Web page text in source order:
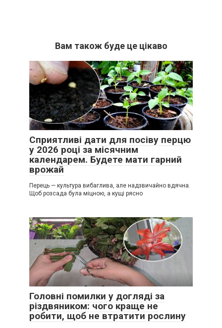
Вам також буде це цікаво
Сприятливі дати для посіву перцю
у 2026 році за місячним
календарем. Будете мати гарний
врожай
Перець — культура вибаглива, але надзвичайно вдячна.
Щоб розсада була міцною, а кущі рясно
Головні помилки у догляді за
різдвяником: чого краще не
робити, щоб не втратити рослину